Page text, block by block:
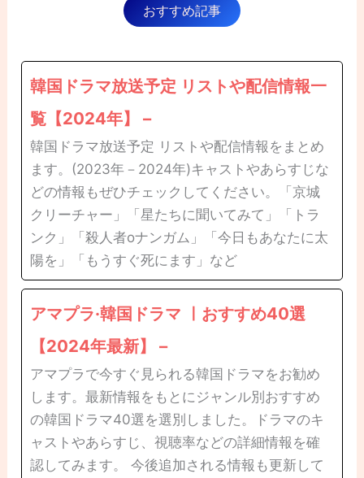
おすすめ記事
韓国ドラマ放送予定 リストや配信情報一
覧【2024年】 –
韓国ドラマ放送予定 リストや配信情報をまとめ
ます。(2023年－2024年)キャストやあらすじな
どの情報もぜひチェックしてください。「京城
クリーチャー」「星たちに聞いてみて」「トラ
ンク」「殺人者oナンガム」「今日もあなたに太
陽を」「もうすぐ死にます」など
アマプラ·韓国ドラマ ㅣおすすめ40選
【2024年最新】 –
アマプラで今すぐ見られる韓国ドラマをお勧め
します。最新情報をもとにジャンル別おすすめ
の韓国ドラマ40選を選別しました。ドラマのキ
ャストやあらすじ、視聴率などの詳細情報を確
認してみます。 今後追加される情報も更新して